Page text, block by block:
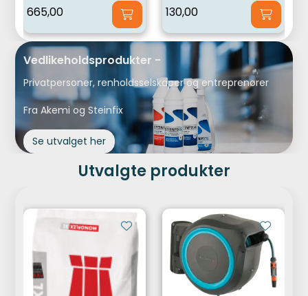
665,00 130,00
Vedlikeholdsprodukter -
Privatpersoner, renholdsselskaper og entreprenører
Fra Akemi og Steinfix
Se utvalget her
Utvalgte produkter